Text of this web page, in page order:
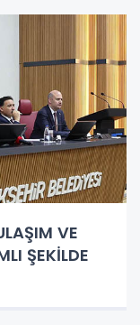
VE
ŞEKİLDE